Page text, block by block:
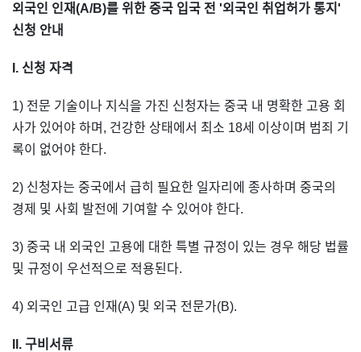
외국인 인재(A/B)를 위한 중국 입국 전 '외국인 취업허가 통지'
신청 안내
I. 신청 자격
1) 전문 기술이나 지식을 가진 신청자는 중국 내 명확한 고용 회
사가 있어야 하며, 건강한 상태에서 최소 18세 이상이며 범죄 기
록이 없어야 한다.
2) 신청자는 중국에서 급히 필요한 일자리에 종사하며 중국의
경제 및 사회 발전에 기여할 수 있어야 한다.
3) 중국 내 외국인 고용에 대한 특별 규정이 있는 경우 해당 법률
및 규정이 우선적으로 적용된다.
4) 외국인 고급 인재(A) 및 외국 전문가(B).
II. 구비서류